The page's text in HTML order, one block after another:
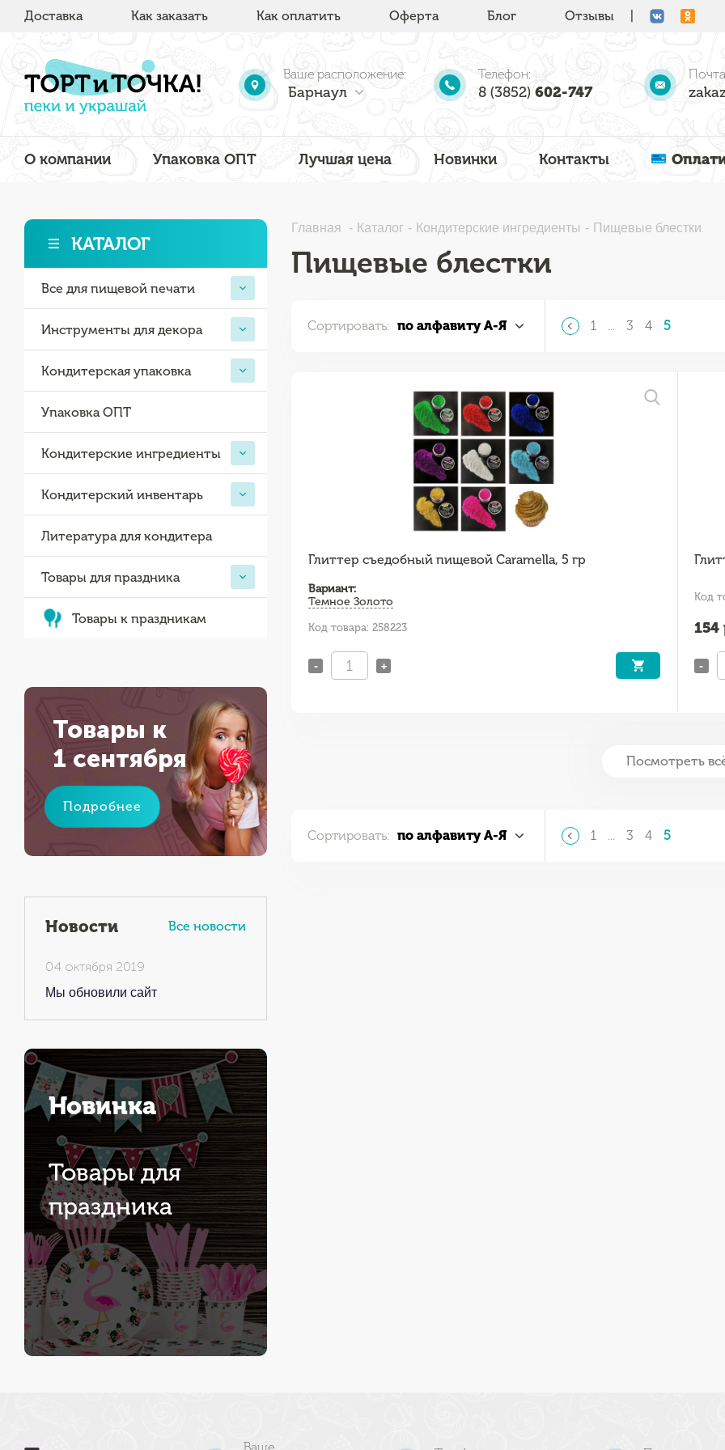
Доставка Как заказать Как оплатить Оферта Блог Отзывы
Ваше расположение:
Барнаул
Телефон:
8 (3852) 602-747
О компании Упаковка ОПТ Лучшая цена Новинки Контакты
КАТАЛОГ
Все для пищевой печати
Инструменты для декора
Кондитерская упаковка
Упаковка ОПТ
Кондитерские ингредиенты
Кондитерский инвентарь
Литература для кондитера
Товары для праздника
Товары к праздникам
Товары к
1 сентября
Подробнее
Новости Все новости
04 октября 2019
Мы обновили сайт
Новинка
Товары для
праздника
Главная Каталог Кондитерские ингредиенты Пищевые блестки
Пищевые блестки
Сортировать: по алфавиту А-Я 1 ... 3 4 5
Глиттер съедобный пищевой Caramella, 5 гр
Вариант:
Темное Золото
Код товара: 258223
- +
Код
154
-
Посмотреть
Сортировать: по алфавиту А-Я 1 ... 3 4 5